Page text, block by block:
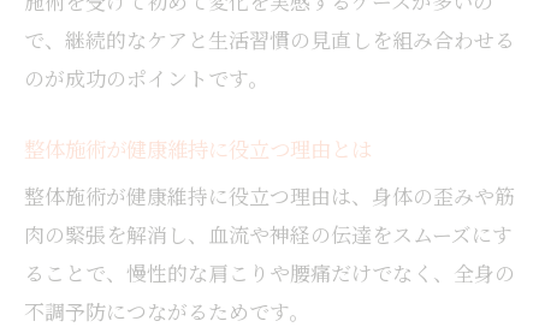
で、継続的なケアと生活習慣の見直しを組み合わせる
のが成功のポイントです。
整体施術が健康維持に役立つ理由とは
整体施術が健康維持に役立つ理由は、身体の歪みや筋
肉の緊張を解消し、血流や神経の伝達をスムーズにす
ることで、慢性的な肩こりや腰痛だけでなく、全身の
不調予防につながるためです。